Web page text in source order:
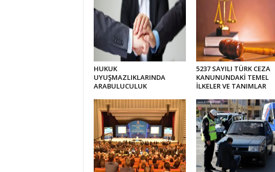
HUKUK
UYUŞMAZLIKLARINDA
ARABULUCULUK
5237 SAYILI TÜRK CEZA
KANUNUNDAKİ TEMEL
İLKELER VE TANIMLAR